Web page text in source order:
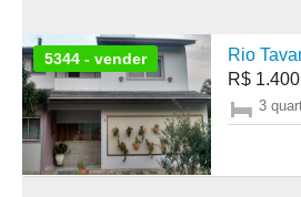
5344 - vender
Rio
R$
3